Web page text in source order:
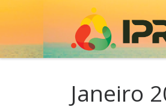
Skip to content
Janeiro